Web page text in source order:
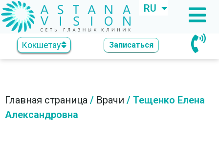
RU
KZ
Кокшетау Записаться
Главная страница / Врачи / Тещенко Елена
Александровна